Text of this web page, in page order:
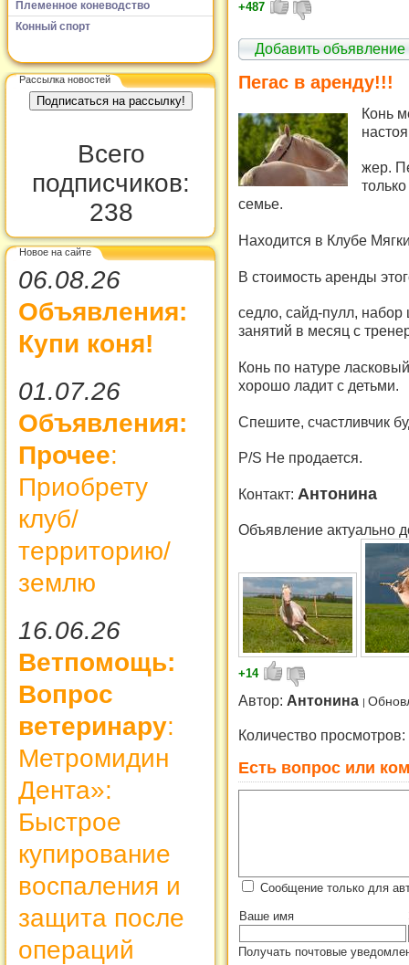
Племенное коневодство
Конный спорт
Рассылка новостей
Всего
подписчиков:
238
Новое на сайте
06.08.26
Объявления:
Купи коня!
01.07.26
Объявления:
Прочее:
Приобрету
клуб/
территорию/
землю
16.06.26
Ветпомощь:
Вопрос
ветеринару:
Метромидин
Дента»:
Быстрое
купирование
воспаления и
защита после
операций
+487
Добавить объявление
Пегас в аренду!!!
Конь
жер.
семье.
Находится в Клубе
В стоимость аренды
седло, сайд-пулл, набор
занятий в месяц с
Конь по натуре
хорошо ладит с детьми.
Спешите, счастливчик
P/S Не продается.
Контакт: Антонина
Объявление актуально
+14
Автор: Антонина
Количество просмотров:
Есть вопрос или
Сообщение только для
Ваше имя
Получать почтовые